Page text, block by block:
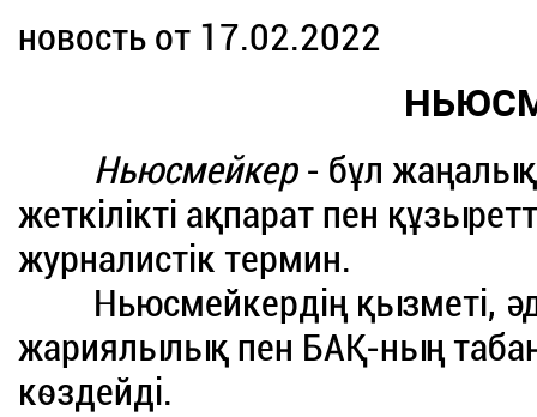
новость от 17.02.2022
Ньюсмейкер- бұл
жеткілікті ақпарат пен
журналистік термин.
Ньюсмейкердің қызметі,
жариялылық пен БАҚ-ның
көздейді.